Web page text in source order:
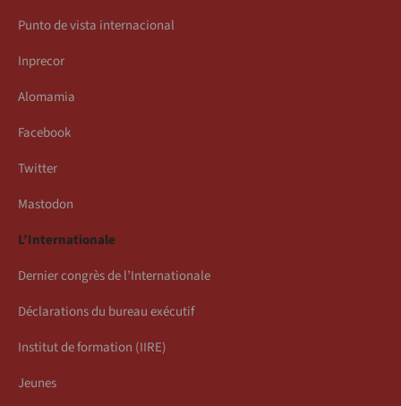
Punto de vista internacional
Inprecor
Alomamia
Facebook
Twitter
Mastodon
L’Internationale
Dernier congrès de l’Internationale
Déclarations du bureau exécutif
Institut de formation (IIRE)
Jeunes